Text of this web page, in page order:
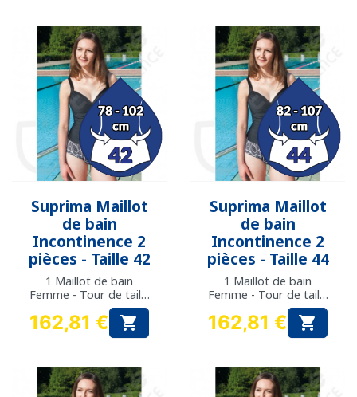
Suprima Maillot
de bain
Incontinence 2
pièces - Taille 42
1 Maillot de bain
Femme - Tour de taille
: 78 à 102 cm
Prix
162,81 € 
Suprima Maillot
de bain
Incontinence 2
pièces - Taille 44
1 Maillot de bain
Femme - Tour de taille
: 82 à 107 cm
Prix
162,81 € 